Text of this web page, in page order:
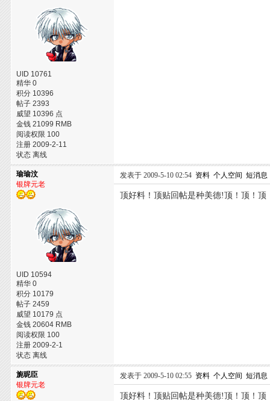
UID 10761
精华 0
积分 10396
帖子 2393
威望 10396 点
金钱 21099 RMB
阅读权限 100
注册 2009-2-11
状态 离线
瑜瑜汶
银牌元老
UID 10594
精华 0
积分 10179
帖子 2459
威望 10179 点
金钱 20604 RMB
阅读权限 100
注册 2009-2-1
状态 离线
发表于 2009-5-10 02:54 资料 个人空间 短消息
顶好料！顶贴回帖是种美德!顶！顶！顶
旎昵臣
银牌元老
发表于 2009-5-10 02:55 资料 个人空间 短消息
顶好料！顶贴回帖是种美德!顶！顶！顶